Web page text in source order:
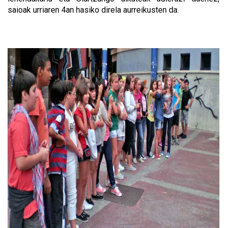
saioak urriaren 4an hasiko direla aurreikusten da.